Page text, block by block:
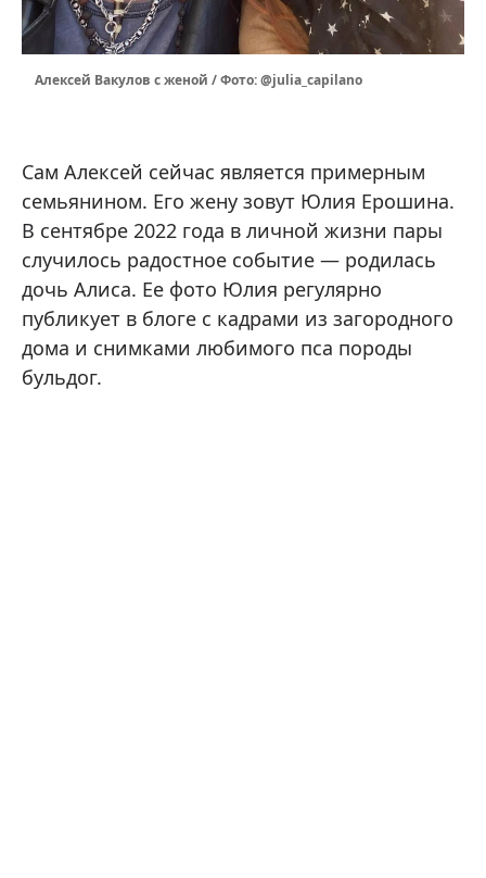
Алексей Вакулов с женой / Фото: @julia_capilano
Сам Алексей сейчас является примерным
семьянином. Его жену зовут Юлия Ерошина.
В сентябре 2022 года в личной жизни пары
случилось радостное событие — родилась
дочь Алиса. Ее фото Юлия регулярно
публикует в блоге с кадрами из загородного
дома и снимками любимого пса породы
бульдог.